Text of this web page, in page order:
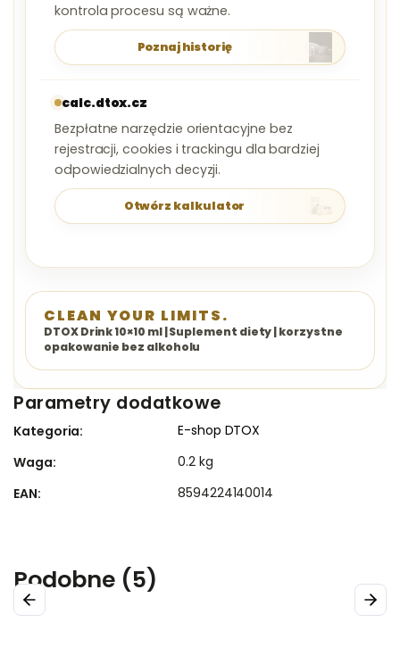
kontrola procesu są ważne.
Poznaj historię
calc.dtox.cz
Bezpłatne narzędzie orientacyjne bez
rejestracji, cookies i trackingu dla bardziej
odpowiedzialnych decyzji.
Otwórz kalkulator
CLEAN YOUR LIMITS.
DTOX Drink 10×10 ml | Suplement diety | korzystne
opakowanie bez alkoholu
Parametry dodatkowe
Kategoria:
E-shop DTOX
Waga:
0.2 kg
EAN: 8594224140014
Podobne (5)
Previous Next